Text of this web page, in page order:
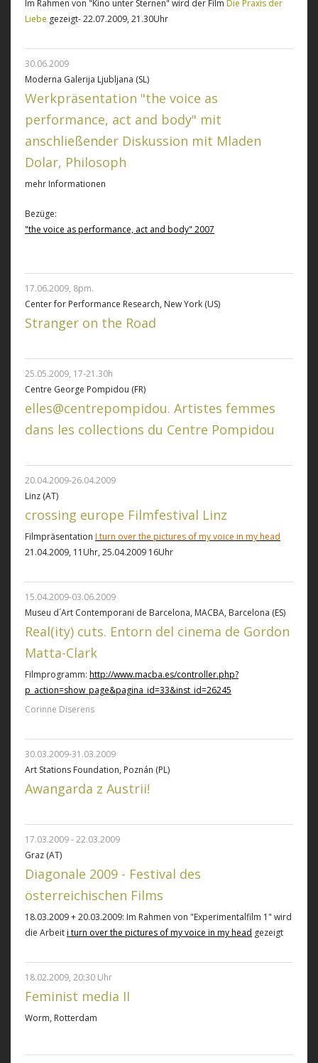
Im Rahmen von "Kino unter Sternen" wird der Film Die Praxis der
Liebe gezeigt- 22.07.2009, 21.30Uhr
30.06.2009
Moderna Galerija Ljubljana (SL)
Werkpräsentation "the voice as
performance, act and body" mit
anschließender Diskussion mit Mladen
Dolar, Philosoph
mehr Informationen
Bezüge:
"the voice as performance, act and body" 2007
17.06.2009, 8pm.
Center for Performance Research, New York (US)
Stranger on the Road
25.05.2009, 17-21.30h
Centre George Pompidou (FR)
elles@centrepompidou. Artistes femmes
dans les collections du Centre Pompidou
20.04.2009-26.04.2009
Linz (AT)
crossing europe Filmfestival Linz
Filmpräsentation I turn over the pictures of my voice in my head
21.04.2009, 11Uhr, 25.04.2009 16Uhr
15.04.2009-03.06.2009
Museu d´Art Contemporani de Barcelona, MACBA, Barcelona (ES)
Real(ity) cuts. Entorn del cinema de Gordon
Matta-Clark
Filmprogramm: http://www.macba.es/controller.php?
p_action=show_page&pagina_id=33&inst_id=26245
Corinne Diserens
30.03.2009-31.03.2009
Art Stations Foundation, Poznán (PL)
Awangarda z Austrii!
17.03.2009 - 22.03.2009
Graz (AT)
Diagonale 2009 - Festival des
österreichischen Films
18.03.2009 + 20.03.2009: Im Rahmen von "Experimentalfilm 1" wird
die Arbeiti turn over the pictures of my voice in my head gezeigt
18.02.2009, 20:30 Uhr
Feminist media II
Worm, Rotterdam